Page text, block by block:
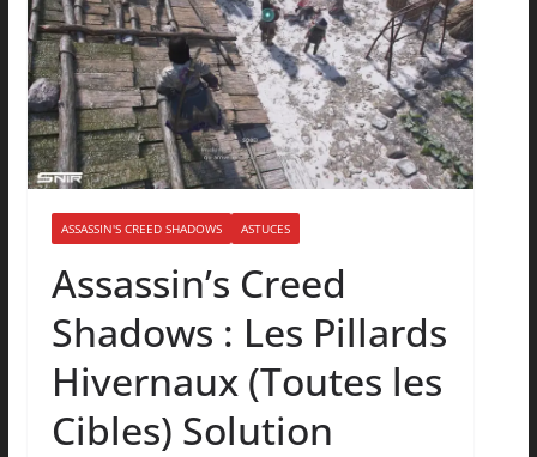
ASSASSIN'S CREED SHADOWS ASTUCES
Assassin’s Creed
Shadows : Les Pillards
Hivernaux (Toutes les
Cibles) Solution